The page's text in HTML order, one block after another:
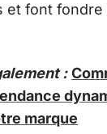
et font fondre
:
marque